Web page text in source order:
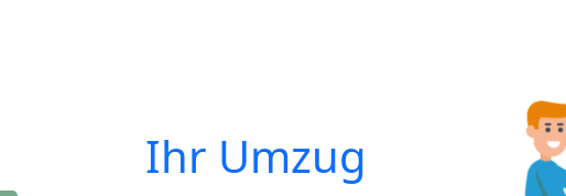
Ihr Umzug